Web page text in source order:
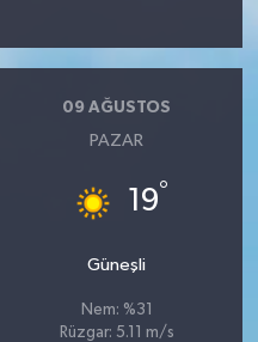
09 AĞUSTOS
PAZAR
19°
Güneşli
Nem: %31
Rüzgar: 5.11 m/s